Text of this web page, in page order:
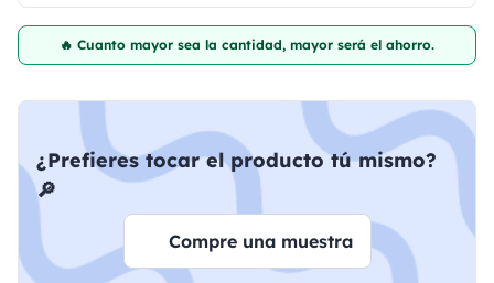
🔥 Cuanto mayor sea la cantidad, mayor será el ahorro.
¿Prefieres tocar el producto tú mismo?
🔎
Compre una muestra